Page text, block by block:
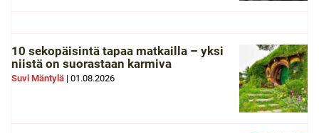
10 sekopäisintä tapaa matkailla – yksi
niistä on suorastaan karmiva
Suvi Mäntylä | 01.08.2026